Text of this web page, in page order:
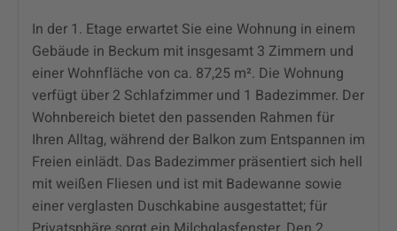
In der 1. Etage erwartet Sie eine Wohnung in einem
Gebäude in Beckum mit insgesamt 3 Zimmern und
einer Wohnfläche von ca. 87,25 m². Die Wohnung
verfügt über 2 Schlafzimmer und 1 Badezimmer. Der
Wohnbereich bietet den passenden Rahmen für
Ihren Alltag, während der Balkon zum Entspannen im
Freien einlädt. Das Badezimmer präsentiert sich hell
mit weißen Fliesen und ist mit Badewanne sowie
einer verglasten Duschkabine ausgestattet; für